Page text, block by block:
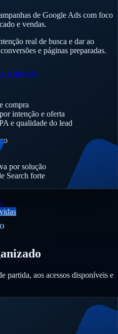
de Google Ads com foco
e vendas.
real de busca e dar ao
e páginas preparadas.
o método
compra
intenção e oferta
e qualidade do lead
por solução
Search forte
partida, aos acessos disponíveis e